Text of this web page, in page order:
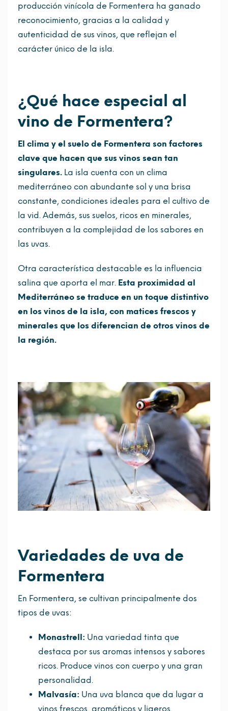
producción vinícola de Formentera ha ganado
reconocimiento, gracias a la calidad y
autenticidad de sus vinos, que reflejan el
carácter único de la isla.
¿Qué hace especial al
vino de Formentera?
El clima y el suelo de Formentera son factores
clave que hacen que sus vinos sean tan
singulares. La isla cuenta con un clima
mediterráneo con abundante sol y una brisa
constante, condiciones ideales para el cultivo de
la vid. Además, sus suelos, ricos en minerales,
contribuyen a la complejidad de los sabores en
las uvas.
Otra característica destacable es la influencia
salina que aporta el mar. Esta proximidad al
Mediterráneo se traduce en un toque distintivo
en los vinos de la isla, con matices frescos y
minerales que los diferencian de otros vinos de
la región.
Variedades de uva de
Formentera
En Formentera, se cultivan principalmente dos
tipos de uvas:
Monastrell: Una variedad tinta que
destaca por sus aromas intensos y sabores
ricos. Produce vinos con cuerpo y una gran
personalidad.
Malvasía: Una uva blanca que da lugar a
vinos frescos, aromáticos y ligeros,